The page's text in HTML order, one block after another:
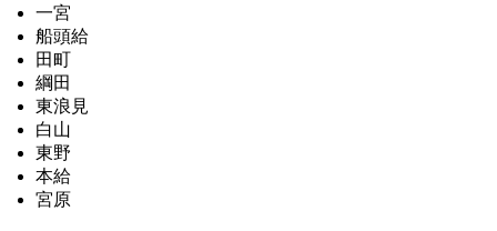
一宮
船頭給
田町
綱田
東浪見
白山
東野
本給
宮原